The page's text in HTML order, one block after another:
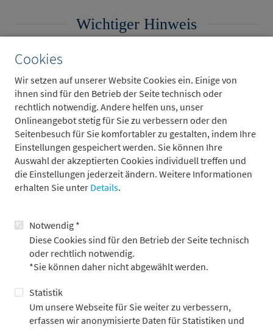
Wichtiger Hinweis
Bitte wählen Sie über die Auswahlfunktion das Land aus, in
dem Sie Ihren Wohnsitz bzw. Firmensitz haben. Abhängig
von Ihrem Wohnsitz/Firmensitz erhalten Sie Zugang zu den
Informationen zu Investmentvermögen mit
Vertriebszulassung in dem angegebenen Staat.
Der Vertrieb von Investmentvermögen kann in bestimmten
Staaten Beschränkungen unterliegen.
Die hierin enthaltenen Informationen sind nicht für den
Vertrieb in solchen Staaten und insbesondere nicht zum
an US-Amerikaner bestimmt. Die Inhalte wenden sich nicht
an Personen oder Gesellschaften, welche ihren Wohnsitz
oder Sitz in solchen Staaten haben bzw. zugunsten oder im
Auftrag solcher Personen oder Gesellschaften handeln.
Selbst wenn Dokumente in englischer Sprache verfasst und
zur Verfügung gestellt werden, deutet dies nicht darauf hin,
dass Vertriebszulassungen für die Investmentvermögen in
englischsprachigen Ländern erteilt oder beantragt wurden.
Cookies
Wir setzen auf unserer Website Cookies ein. Einige von
ihnen sind für den Betrieb der Seite technisch oder
rechtlich notwendig. Andere helfen uns, unser
Onlineangebot stetig für Sie zu verbessern oder den
Seitenbesuch für Sie komfortabler zu gestalten, indem Ihre
Einstellungen gespeichert werden. Sie können Ihre
Auswahl der akzeptierten Cookies individuell treffen und
die Einstellungen jederzeit ändern. Weitere Informationen
erhalten Sie unter Details.
Notwendig *
Diese Cookies sind für den Betrieb der Seite technisch
oder rechtlich notwendig.
*Sie können daher nicht abgewählt werden.
Statistik
Um unsere Webseite für Sie weiter zu verbessern,
erfassen wir anonymisierte Daten für Statistiken und